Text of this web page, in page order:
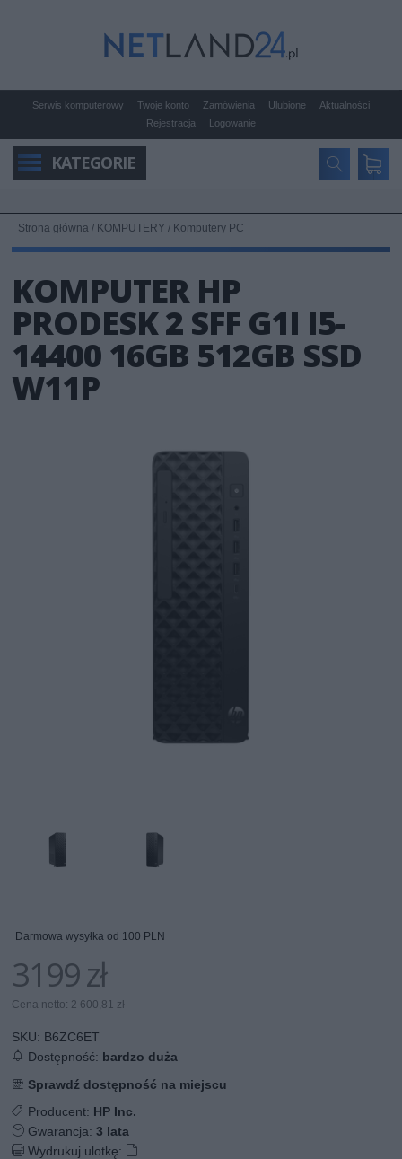
Serwis komputerowy Twoje konto Zamówienia Ulubione
Aktualności
Rejestracja
Logowanie
KATEGORIE
Strona główna / KOMPUTERY / Komputery PC
KOMPUTER HP
PRODESK 2 SFF G1I I5-
14400 16GB 512GB SSD
W11P
Darmowa wysyłka od 100 PLN
3199 zł
Cena netto: 2 600,81 zł
SKU: B6ZC6ET
Dostępność: bardzo duża
Sprawdź dostępność na miejscu
Producent: HP Inc.
Gwarancja:3 lata
Wydrukuj ulotkę: